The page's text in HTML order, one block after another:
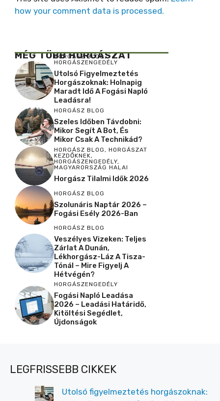
how your comment data is processed.
MÉG TÖBB HORGÁSZAT
HORGÁSZ BLOG,
HORGÁSZENGEDÉLY
Utolsó Figyelmeztetés
Horgászoknak: Holnapig
Maradt Idő A Fogási Napló
Leadásra!
HORGÁSZ BLOG
Szeles Időben Távdobni:
Mikor Segít A Bot, És
Mikor Csak A Technikád?
HORGÁSZ BLOG, HORGÁSZAT
KEZDŐKNEK,
HORGÁSZENGEDÉLY,
MAGYARORSZÁG HALAI
Horgász Tilalmi Idők 2026
HORGÁSZ BLOG
Szolunáris Naptár 2026 –
Fogási Esély 2026-Ban
HORGÁSZ BLOG
Veszélyes Vizeken: Teljes
Zárlat A Dunán,
Lékhorgász-Láz A Tisza-
Tónál – Mire Figyelj A
Hétvégén?
HORGÁSZENGEDÉLY
Fogási Napló Leadása
2026 – Leadási Határidő,
Kitöltési Segédlet,
Újdonságok
LEGFRISSEBB CIKKEK
Utolsó figyelmeztetés horgászoknak: